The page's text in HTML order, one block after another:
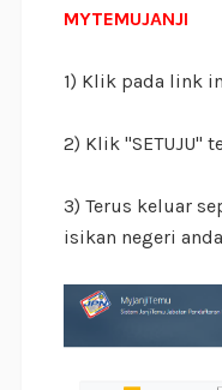
MYTEMUJANJI
1) Klik pada link
2) Klik "SETUJU"
3) Terus keluar
isikan negeri